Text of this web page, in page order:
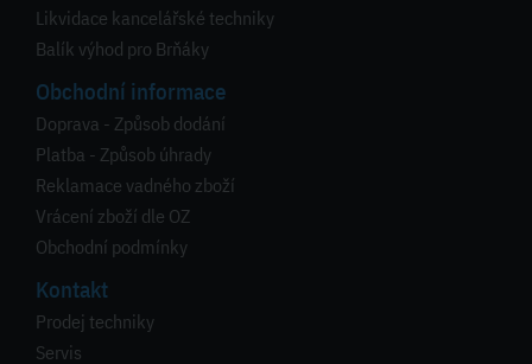
Likvidace kancelářské techniky
Balík výhod pro Brňáky
Obchodní informace
Doprava - Způsob dodání
Platba - Způsob úhrady
Reklamace vadného zboží
Vrácení zboží dle OZ
Obchodní podmínky
Kontakt
Prodej techniky
Servis